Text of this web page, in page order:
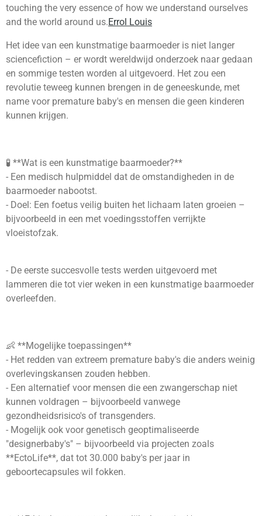
touching the very essence of how we understand ourselves
and the world around us.Errol Louis
Het idee van een kunstmatige baarmoeder is niet langer
sciencefiction – er wordt wereldwijd onderzoek naar gedaan
en sommige testen worden al uitgevoerd. Het zou een
revolutie teweeg kunnen brengen in de geneeskunde, met
name voor premature baby's en mensen die geen kinderen
kunnen krijgen.
🧪 **Wat is een kunstmatige baarmoeder?**
- Een medisch hulpmiddel dat de omstandigheden in de
baarmoeder nabootst.
- Doel: Een foetus veilig buiten het lichaam laten groeien –
bijvoorbeeld in een met voedingsstoffen verrijkte
vloeistofzak.
- De eerste succesvolle tests werden uitgevoerd met
lammeren die tot vier weken in een kunstmatige baarmoeder
overleefden.
👶 **Mogelijke toepassingen**
- Het redden van extreem premature baby's die anders weinig
overlevingskansen zouden hebben.
- Een alternatief voor mensen die een zwangerschap niet
kunnen voldragen – bijvoorbeeld vanwege
gezondheidsrisico's of transgenders.
- Mogelijk ook voor genetisch geoptimaliseerde
"designerbaby's" – bijvoorbeeld via projecten zoals
**EctoLife**, dat tot 30.000 baby's per jaar in
geboortecapsules wil fokken.